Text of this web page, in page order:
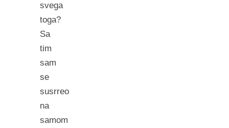
svega
toga?
Sa
tim
sam
se
susrreo
na
samom